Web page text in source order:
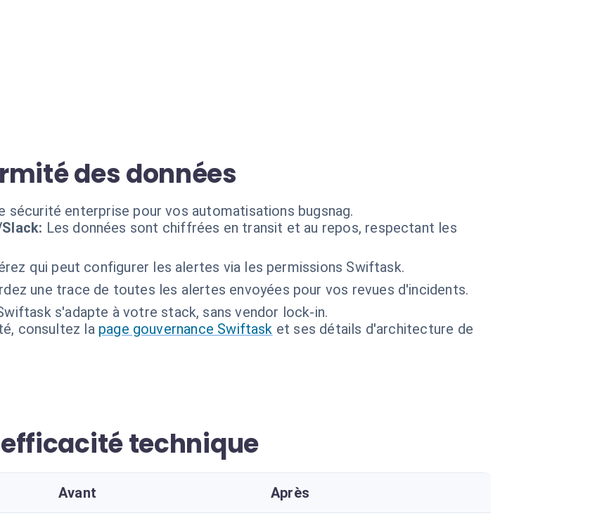
des données
sécurité enterprise pour vos automatisations bugsnag.
Les données sont chiffrées en transit et au repos, respectant les
qui peut configurer les alertes via les permissions Swiftask.
une trace de toutes les alertes envoyées pour vos revues d'incidents.
s'adapte à votre stack, sans vendor lock-in.
consultez la page gouvernance Swiftask et ses détails d'architecture de
technique
Avant Après